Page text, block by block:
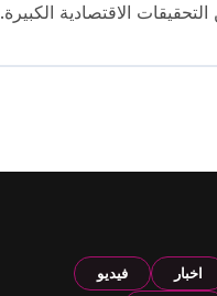
الاقتصادية الكبيرة.
اخبار
فيديو